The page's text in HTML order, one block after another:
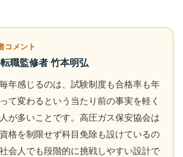
コメント
職監修者 竹本明弘
年感じるのは、試験制度も合格率も年
て変わるという当たり前の事実を軽く
が多いことです。高圧ガス保安協会は
格を制限せず科目免除も設けているの
会人でも段階的に挑戦しやすい設計で